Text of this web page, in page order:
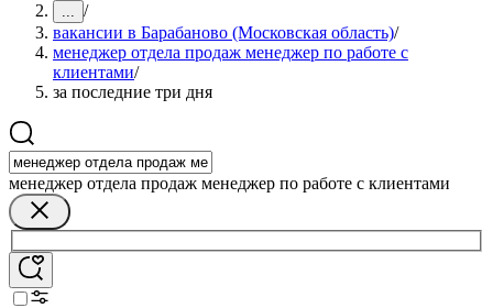
... /
вакансии в Барабаново (Московская область)/
менеджер отдела продаж менеджер по работе с
клиентами/
за последние три дня
менеджер отдела продаж менеджер по работе с клиентами